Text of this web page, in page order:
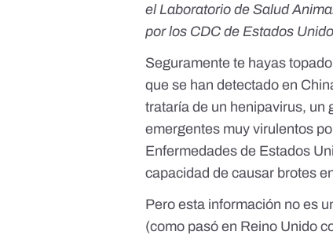
el Laboratorio de Salud
porlos CDC de Estados
Seguramente te hayas
que se han detectado en
trataría de un henipavirus, un
emergentes muy virulentos
Enfermedades de Estados
capacidad de causar brotes
Pero esta información no es
(como pasóen Reino Unido